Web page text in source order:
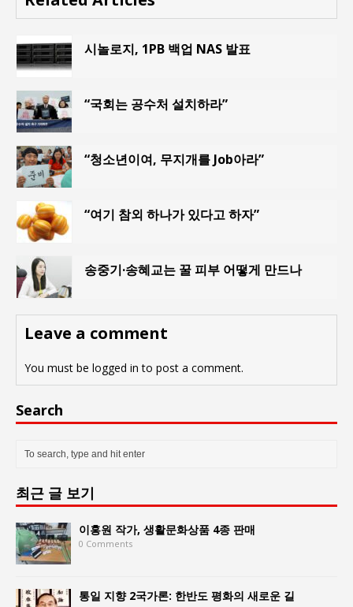
시놀로지, 1PB 백업 NAS 발표
“국회는 공수처 설치하라”
“청소년이여, 무지개를 Job아라”
“여기 참외 하나가 있다고 하자”
송중기·송혜교는 꿀 피부 어떻게 만드나
Leave a comment
You must be logged in to post a comment.
Search
최근 글 보기
이홍원 작가, 생활문화상품 4종 판매
0 Comments
통일 지향 2국가론: 한반도 평화의 새로운 길